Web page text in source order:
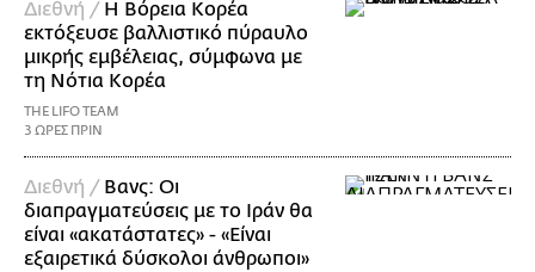
Διεθνή / Η Βόρεια Κορέα
εκτόξευσε βαλλιστικό πύραυλο
μικρής εμβέλειας, σύμφωνα με
τη Νότια Κορέα
THE LIFO TEAM
3 ΩΡΕΣ ΠΡΙΝ
Διεθνή / Βανς: Οι
διαπραγματεύσεις με το Ιράν θα
είναι «ακατάστατες» - «Είναι
εξαιρετικά δύσκολοι άνθρωποι»